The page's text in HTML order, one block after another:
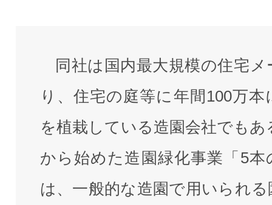
同社は国内最大規模の住宅
り、住宅の庭等に年間100万本
を植栽している造園会社でもあ
から始めた造園緑化事業「5本
は、一般的な造園で用いられ